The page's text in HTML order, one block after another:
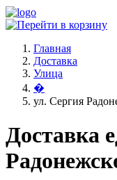
Главная
Доставка
Улица
�
ул. Сергия
Доставка